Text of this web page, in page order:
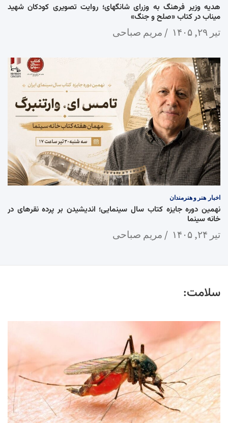
هدیه وزیر فرهنگ به وزرای شانگهای؛ روایت تصویری کودکان شهید
میناب در کتاب «صلح و جنگ»
تیر ۲۹, ۱۴۰۵ مریم صباحی
اخبار هنر و هنرمندان
نهمین دوره جایزه کتاب سال سینمایی؛ اندیشیدن بر پرده نقرهای در
خانه سینما
تیر ۲۴, ۱۴۰۵ مریم صباحی
سلامت: